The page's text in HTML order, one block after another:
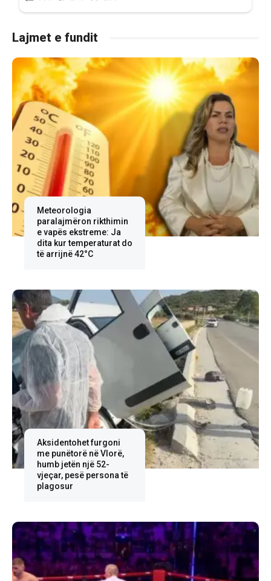
Lajmet e fundit
Meteorologia
paralajmëron rikthimin
e vapës ekstreme: Ja
dita kur temperaturat do
të arrijnë 42°C
Aksidentohet furgoni
me punëtorë në Vlorë,
humb jetën një 52-
vjeçar, pesë persona të
plagosur